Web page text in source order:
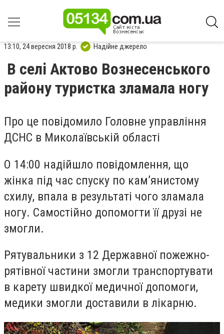
13:10, 24 вересня 2018 р. Надійне джерело
В селі Актово Вознесенського
району туристка зламала ногу
Про це повідомило Головне управління
ДСНС в Миколаївській області
О 14:00 надійшло повідомлення, що
жінка під час спуску по кам’янистому
схилу, впала в результаті чого зламала
ногу. Самостійно допомогти її друзі не
змогли.
Рятувальники з 12 Державної пожежно-
рятівної частини змогли транспортувати
в карету швидкої медичної допомоги,
медики змогли доставили в лікарню.